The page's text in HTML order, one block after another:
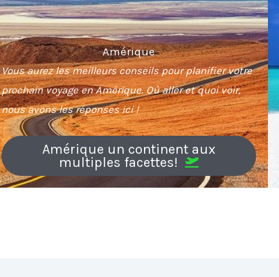
Amérique
Vous aurez les meilleurs conseils pour planifier votre
prochain voyage en Amérique. Où aller et quoi voir,
nous avons les réponses ici !
Amérique un continent aux
multiples facettes!